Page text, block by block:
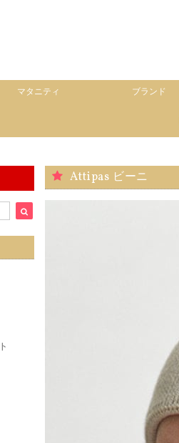
マタニティ ブランド
Attipas ビーニ